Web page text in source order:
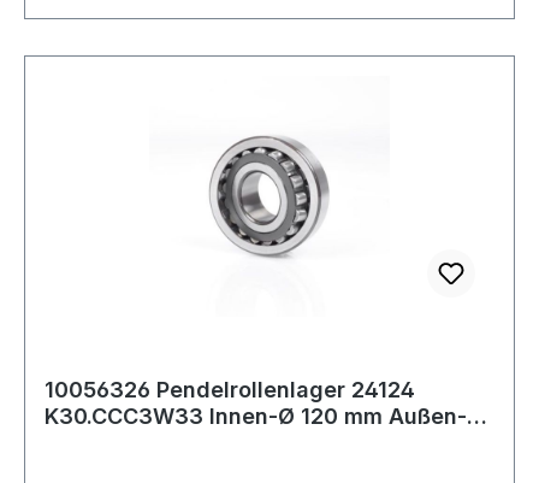
10056326 Pendelrollenlager 24124
K30.CCC3W33 Innen-Ø 120 mm Außen-Ø